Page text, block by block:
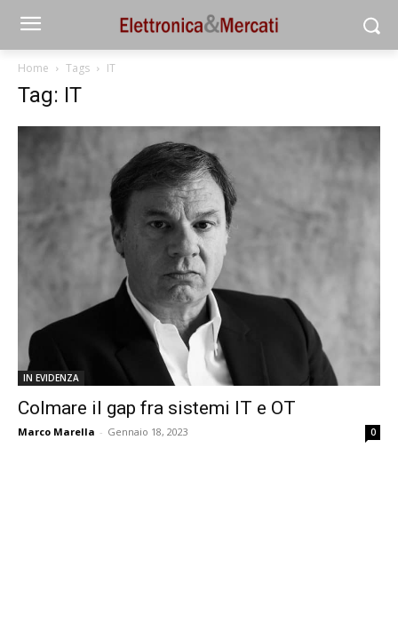
Home Tags IT
Tag: IT
IN EVIDENZA
Colmare il gap fra sistemi IT e OT
Marco Marella - Gennaio 18, 2023 0